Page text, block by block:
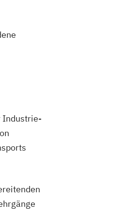
Industrie-